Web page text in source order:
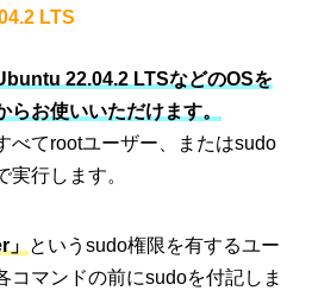
LTS
22.04.2 LTSなどのOSを
お使いいただけます。
べてrootユーザー、またはsudo
行します。
というsudo権限を有するユー
コマンドの前にsudoを付記しま